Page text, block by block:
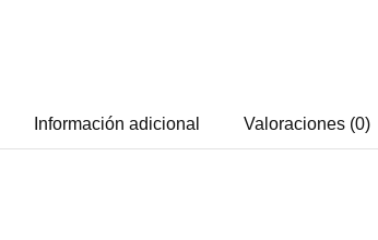
Información adicional Valoraciones (0)